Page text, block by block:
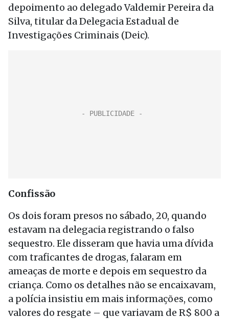
depoimento ao delegado Valdemir Pereira da
Silva, titular da Delegacia Estadual de
Investigações Criminais (Deic).
Confissão
Os dois foram presos no sábado, 20, quando
estavam na delegacia registrando o falso
sequestro. Ele disseram que havia uma dívida
com traficantes de drogas, falaram em
ameaças de morte e depois em sequestro da
criança. Como os detalhes não se encaixavam,
a polícia insistiu em mais informações, como
valores do resgate – que variavam de R$ 800 a